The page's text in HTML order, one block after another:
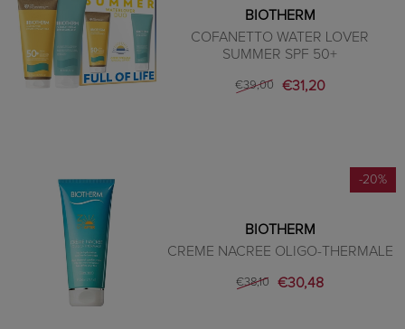
BIOTHERM
COFANETTO WATER LOVER
SUMMER SPF 50+
€39,00 €31,20
-20%
BIOTHERM
CREME NACREE OLIGO-THERMALE
€38,10 €30,48